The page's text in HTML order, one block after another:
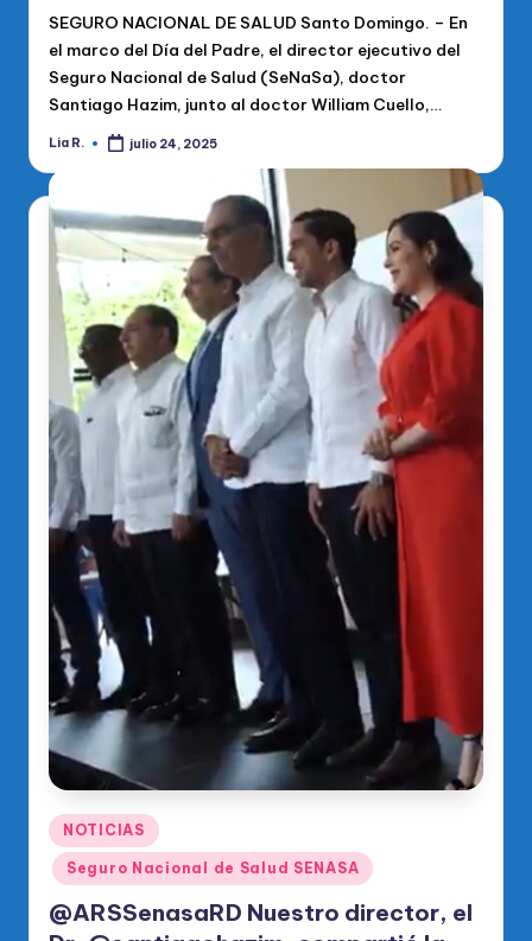
SEGURO NACIONAL DE SALUD Santo Domingo. – En
el marco del Día del Padre, el director ejecutivo del
Seguro Nacional de Salud (SeNaSa), doctor
Santiago Hazim, junto al doctor William Cuello,…
Publicado
Lia R. julio 24, 2025
Publicado
en
NOTICIAS
Seguro Nacional de Salud SENASA
@ARSSenasaRD Nuestro director, el